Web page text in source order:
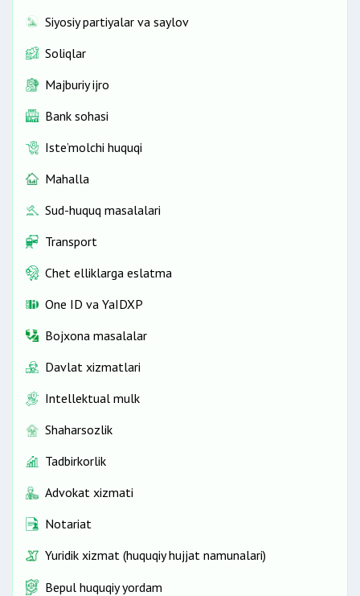
Siyosiy partiyalar va saylov
Soliqlar
Majburiy ijro
Bank sohasi
Iste’molchi huquqi
Mahalla
Sud-huquq masalalari
Transport
Chet elliklarga eslatma
One ID vа YaIDXP
Bojxona masalalar
Davlat xizmatlari
Intellektual mulk
Shaharsozlik
Tadbirkorlik
Advokat xizmati
Notariat
Yuridik xizmat (huquqiy hujjat namunalari)
Bepul huquqiy yordam